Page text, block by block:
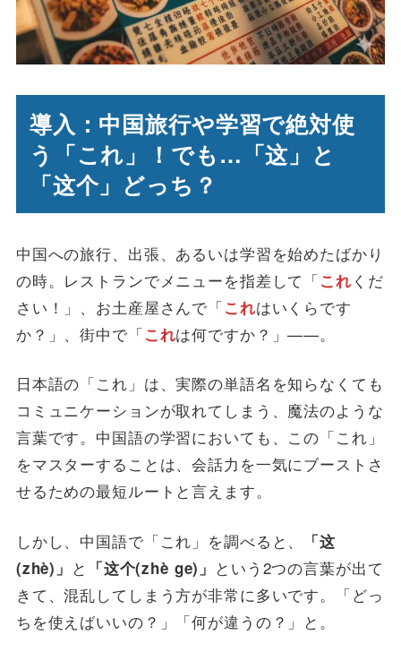
導入：中国旅行や学習で絶対使
う「これ」！でも…「这」と
「这个」どっち？
中国への旅行、出張、あるいは学習を始めたばかり
の時。レストランでメニューを指差して「これ くだ
さい！」、お土産屋さんで「これはいくらです
か？」、街中で「これは何ですか？」——。
日本語の「これ」は、実際の単語名を知らなくても
コミュニケーションが取れてしまう、魔法のような
言葉です。中国語の学習においても、この「これ」
をマスターすることは、会話力を一気にブーストさ
せるための最短ルートと言えます。
しかし、中国語で「これ」を調べると、
「这
(zhè)」 と 「这个(zhè ge)」 という2つの言葉が出て
きて、混乱してしまう方が非常に多いです。「どっ
ちを使えばいいの？」「何が違うの？」と。